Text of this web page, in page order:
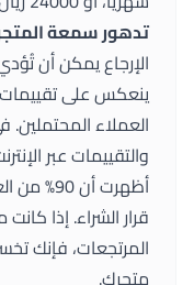
تدهور سمعة
الإرجاع يمكن أن
ينعكس على تقييمات
العملاء
والتقييمات عبر
أظهرت أن
قرار الشراء. إذا
المرتجعات، فإنك
متجرك.